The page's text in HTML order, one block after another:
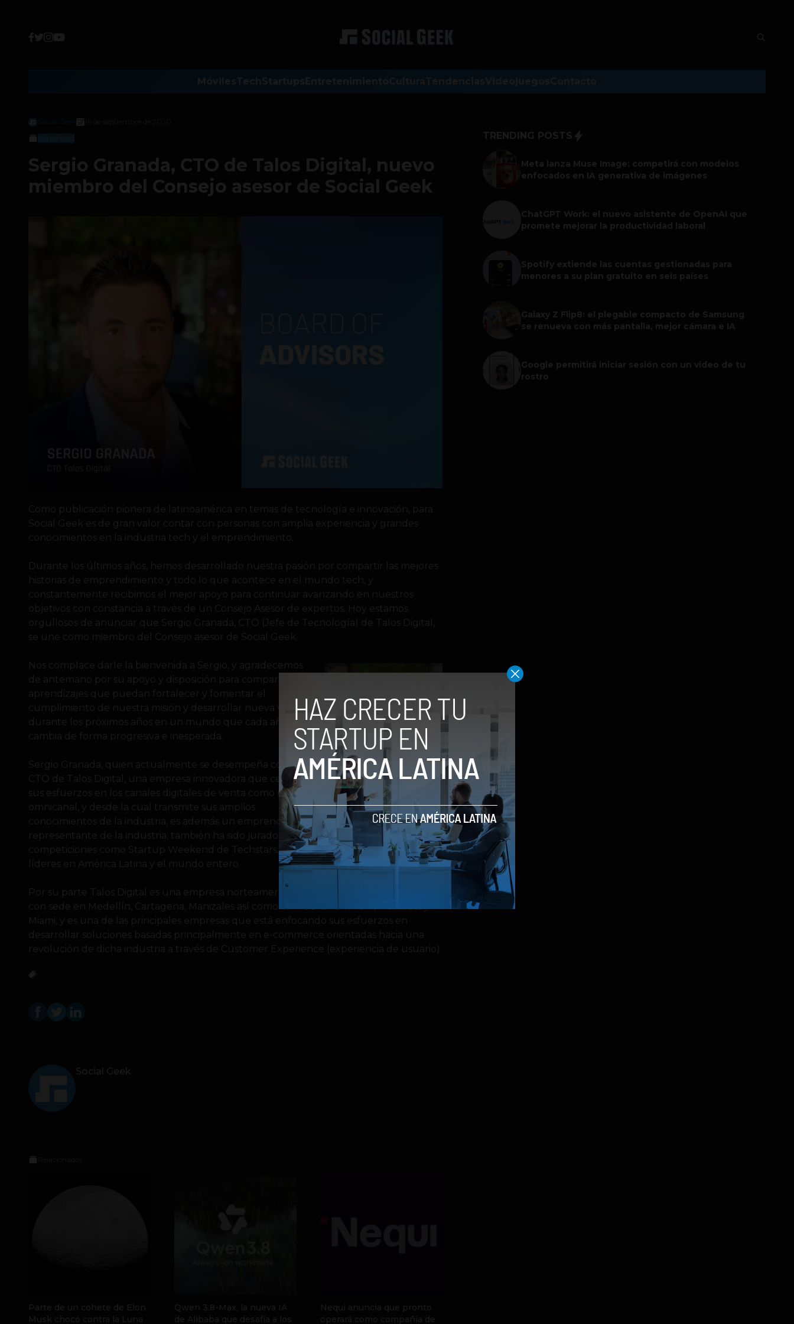
Sergio Granada, CTO de Talos Digital, nuevo
miembro del Consejo asesor de Social Geek
Como publicación pionera de latinoamérica en temas de tecnología e innovación, para
Social Geek es de gran valor contar con personas con amplia experiencia y grandes
conocimientos en la industria tech y el emprendimiento.
Durante los últimos años, hemos desarrollado nuestra pasión por compartir las mejores
historias de emprendimiento y todo lo que acontece en el mundo tech, y
constantemente recibimos el mejor apoyo para continuar avanzando en nuestros
objetivos con constancia a través de un Consejo Asesor de expertos. Hoy estamos
orgullosos de anunciar que Sergio Granada, CTO (Jefe de Tecnología) de Talos Digital,
se une como miembro del Consejo asesor de Social Geek.
Sergio Granda, nuevo
miembro
del Consejo Asesor de
SocialGeek
Nos complace darle la bienvenida a Sergio, y agradecemos
de antemano por su apoyo y disposición para compartir
aprendizajes que puedan fortalecer y fomentar el
cumplimiento de nuestra misión y desarrollar nueva visión
durante los próximos años en un mundo que cada año
cambia de forma progresiva e inesperada.
Sergio Granada, quien actualmente se desempeña como
CTO de Talos Digital, una empresa innovadora que centra
sus esfuerzos en los canales digitales de venta como un
omnicanal, y desde la cual transmite sus amplios
conocimientos de la industria, es además un emprendedor y
representante de la industria; también ha sido jurado en
competiciones como Startup Weekend de Techstars, uno de los eventos tecnológicos
líderes en América Latina y el mundo entero.
Por su parte Talos Digital es una empresa norteamericana con más de 100 empleados,
con sede en Medellín, Cartagena, Manizales así como en Nueva York York, Montreal y
Miami, y es una de las principales empresas que está enfocando sus esfuerzos en
desarrollar soluciones basadas principalmente en e-commerce orientadas hacia una
revolución de dicha industria a través de Customer Experience (experiencia de usuario).
Social Geek
Parte de un cohete de Elon
Musk chocó contra la Luna
Qwen 3.8-Max, la nueva IA
de Alibaba que desafía a los
Nequi anuncia que pronto
operará como compañía de
TRENDING POSTS
Meta lanza Muse Image: competirá con modelos
enfocados en IA generativa de imágenes
ChatGPT Work: el nuevo asistente de OpenAI que
promete mejorar la productividad laboral
Spotify extiende las cuentas gestionadas para
menores a su plan gratuito en seis países
Galaxy Z Flip8: el plegable compacto de Samsung
se renueva con más pantalla, mejor cámara e IA
Google permitirá iniciar sesión con un video de tu
rostro